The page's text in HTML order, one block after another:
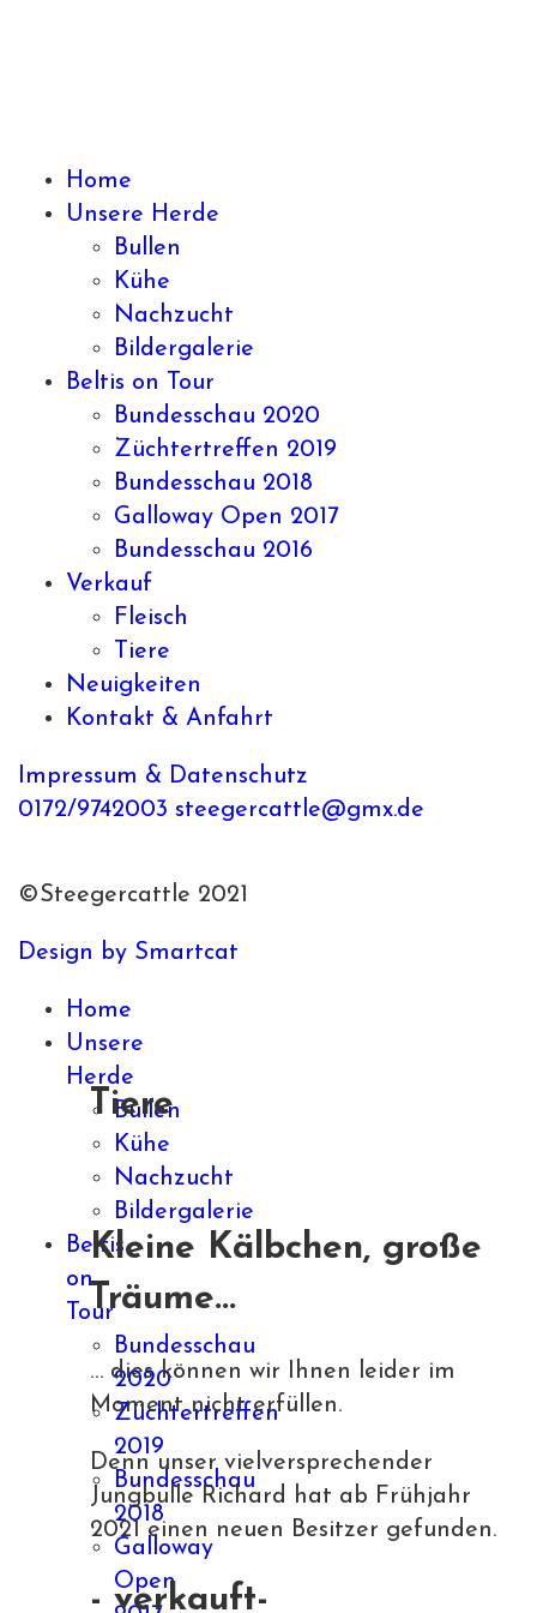
Home
Unsere Herde
Bullen
Kühe
Nachzucht
Bildergalerie
Beltis on Tour
Bundesschau 2020
Züchtertreffen 2019
Bundesschau 2018
Galloway Open 2017
Bundesschau 2016
Verkauf
Fleisch
Tiere
Neuigkeiten
Kontakt & Anfahrt
Impressum & Datenschutz
0172/9742003 steegercattle@gmx.de
©Steegercattle 2021
Design by Smartcat
Home
Unsere
Herde
Bullen
Kühe
Nachzucht
Bildergalerie
Beltis
on
Tour
Bundesschau
2020
Züchtertreffen
2019
Bundesschau
2018
Galloway
Open
Tiere
Kleine Kälbchen, große
Träume...
… dies können wir Ihnen leider im
Moment nicht erfüllen.
Denn unser vielversprechender
Jungbulle Richard hat ab Frühjahr
2021 einen neuen Besitzer gefunden.
- verkauft-